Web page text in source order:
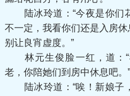
陆冰玲道：“今夜是你们
不一定，我看你们还是入房
别让良宵虚度。”
林元生俊脸一红，道：“
老，你陪她们到房中休息吧。”
陆冰玲道：“唉！新娘子